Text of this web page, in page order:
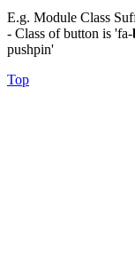
E.g. Module Class
- Class of button is 'fa-
pushpin'
Top